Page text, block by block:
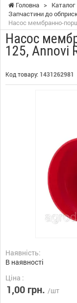
Головна > Каталог
Запчастини до
Насос мембранно-
Насос
125, Annovi
Код товару: 1431262981
Наявність:
В наявності
Ціна :
1,00 грн. /шт